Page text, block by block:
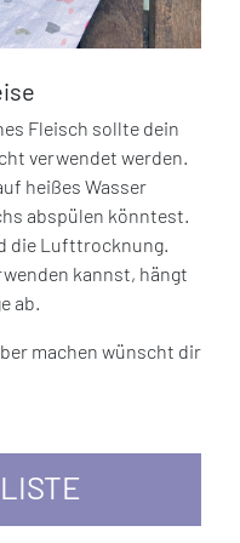
Fleisch sollte dein
verwendet werden.
heißes Wasser
abspülen könntest.
die Lufttrocknung.
kannst, hängt
ab.
machen wünscht dir